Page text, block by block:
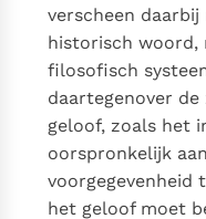
verscheen
historisch woord,
filosofisch
daartegenover
geloof, zoals het
oorspronkelijk
voorgegevenheid
het geloof moet